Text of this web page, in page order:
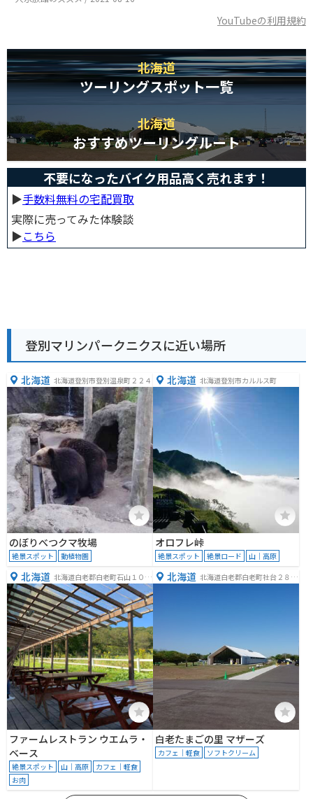
YouTubeの利用規約
北海道
ツーリングスポット一覧
北海道
おすすめツーリングルート
不要になったバイク用品高く売れます！
▶︎手数料無料の宅配買取
実際に売ってみた体験談
▶︎こちら
登別マリンパークニクスに近い場所
北海道 北海道登別市登別温泉町２２４
のぼりべつクマ牧場
絶景スポット 動植物園
北海道 北海道登別市カルルス町
オロフレ峠
絶景スポット 絶景ロード 山｜高原
北海道 北海道白老郡白老町石山１０９
−２０
ファームレストラン ウエムラ・
ベース
絶景スポット 山｜高原
カフェ｜軽食
お肉
北海道 北海道白老郡白老町社台２８９
白老たまごの里 マザーズ
カフェ｜軽食 ソフトクリーム